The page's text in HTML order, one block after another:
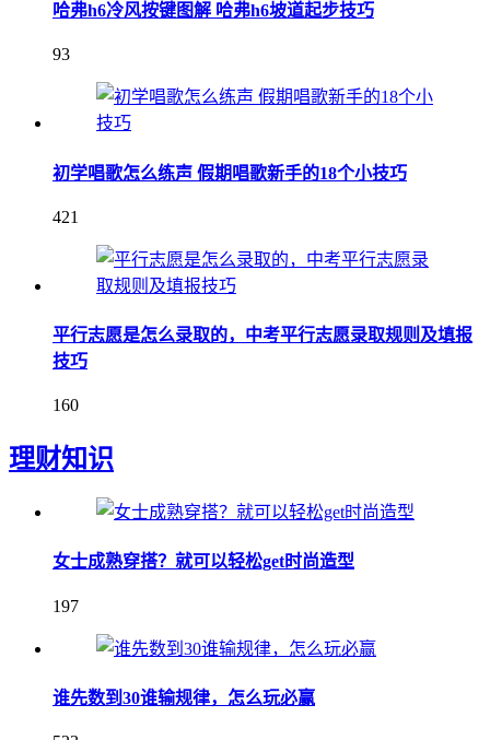
哈弗h6冷风按键图解 哈弗h6坡道起步技巧
93
初学唱歌怎么练声 假期唱歌新手的18个小技巧
421
平行志愿是怎么录取的，中考平行志愿录取规则及填报
技巧
160
理财知识
女士成熟穿搭？就可以轻松get时尚造型
197
谁先数到30谁输规律，怎么玩必赢